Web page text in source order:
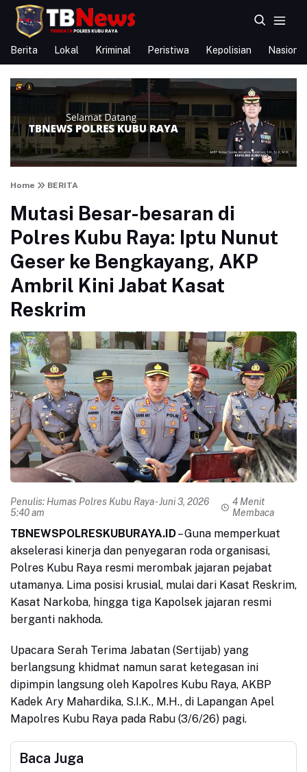
Berita Lokal Kriminal Peristiwa Kepolisian Nasional
Home BERITA
Mutasi Besar-besaran di
Polres Kubu Raya: Iptu Nunut
Geser ke Bengkayang, AKP
Ambril Kini Jabat Kasat
Reskrim
Penulis: Humas Polres Kubu Raya- Juni 3, 2026
5:40 am
4 Menit
Membaca
TBNEWSPOLRESKUBURAYA.ID– Guna memperkuat
akselerasi kinerja dan penyegaran roda organisasi,
Polres Kubu Raya resmi merombak jajaran pejabat
utamanya. Lima posisi krusial, mulai dari Kasat Reskrim,
Kasat Narkoba, hingga tiga Kapolsek jajaran resmi
berganti nakhoda.
Upacara Serah Terima Jabatan (Sertijab) yang
berlangsung khidmat namun sarat ketegasan ini
dipimpin langsung oleh Kapolres Kubu Raya, AKBP
Kadek Ary Mahardika, S.I.K., M.H., di Lapangan Apel
Mapolres Kubu Raya pada Rabu (3/6/26) pagi.
Baca Juga